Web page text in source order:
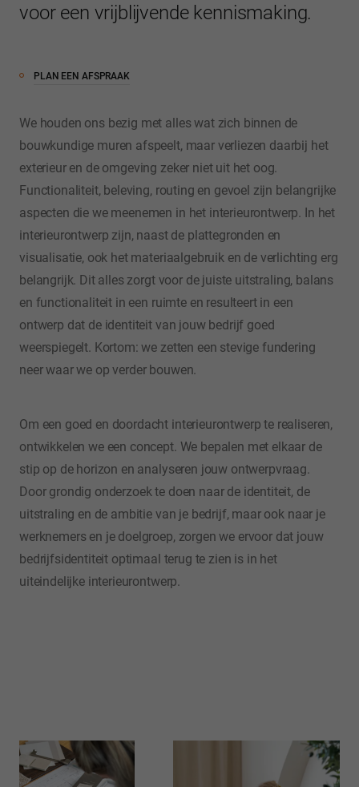
voor een vrijblijvende kennismaking.
PLAN EEN AFSPRAAK
We houden ons bezig met alles wat zich binnen de
bouwkundige muren afspeelt, maar verliezen daarbij het
exterieur en de omgeving zeker niet uit het oog.
Functionaliteit, beleving, routing en gevoel zijn belangrijke
aspecten die we mee­nemen in het interieurontwerp. In het
interieurontwerp zijn, naast de plattegronden en
visualisatie, ook het materiaalgebruik en de verlichting erg
belangrijk. Dit alles zorgt voor de juis­te uitstraling, balans
en functionaliteit in een ruimte en resulteert in een
ontwerp dat de identiteit van jouw bedrijf goed
weerspiegelt. Kortom: we zetten een stevige fundering
neer waar we op verder bouwen.
Om een goed en doordacht interieurontwerp te realiseren,
ontwikkelen we een concept. We bepalen met elkaar de
stip op de horizon en analyseren jouw ontwerpvraag.
Door grondig onderzoek te doen naar de identiteit, de
uitstraling en de ambitie van je bedrijf, maar ook naar je
werknemers en je doelgroep, zorgen we ervoor dat jouw
bedrijfsidentiteit optimaal terug te zien is in het
uiteindelijke interieurontwerp.